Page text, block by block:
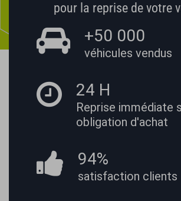
pour la reprise de votre
+50 000
véhicules vendus
24 H
Reprise immédiate
obligation d'achat
94%
satisfaction clients